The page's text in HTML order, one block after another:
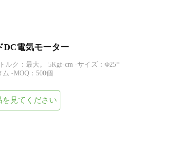
DC電気モーター
ルク：最大。 5Kgf-cm -サイズ：Φ25*
-MOQ：500個
見てください